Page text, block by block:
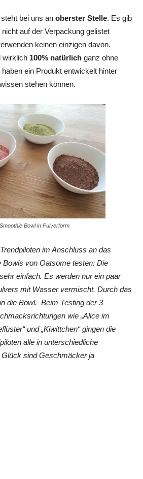
steht bei uns an oberster Stelle. Es gib
auf der Verpackung gelistet
keinen einzigen davon.
wirklich 100% natürlich ganz ohne
ein Produkt entwickelt hinter
stehen können.
Bowl in Pulverform
im Anschluss an das
Bowls von Oatsome testen: Die
einfach. Es werden nur ein paar
mit Wasser vermischt. Durch das
die Bowl. Beim Testing der 3
wie „Alice im
und „Kiwittchen“ gingen die
alle in unterschiedliche
sind Geschmäcker ja